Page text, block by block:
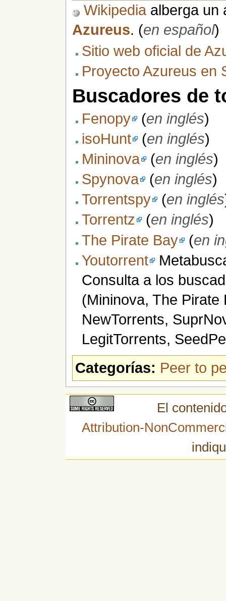
Wikipedia alberga un
Azureus. (en español)
Sitio web oficial de
Proyecto Azureus en
Buscadores de
Fenopy (en inglés)
isoHunt
(en inglés)
Mininova
(en inglés)
Spynova
(en inglés)
Torrentspy
(en inglés
Torrentz
(en inglés)
The Pirate Bay
(en
Youtorrent
Consulta a los
(Mininova, The
NewTorrents,
LegitTorrents,
Categorías: Peer to
El
Attribution-